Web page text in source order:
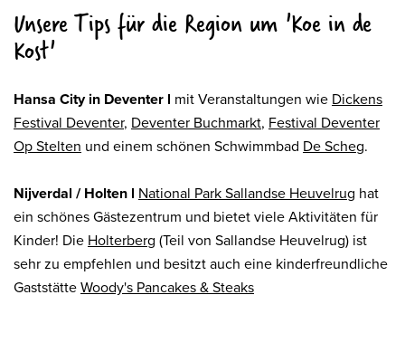
Unsere Tips für die Region um 'Koe in de
Kost'
Hansa City in Deventer l mit Veranstaltungen wie Dickens
Festival Deventer, Deventer Buchmarkt, Festival Deventer
Op Stelten und einem schönen Schwimmbad De Scheg.
Nijverdal / Holten l National Park Sallandse Heuvelrug hat
ein schönes Gästezentrum und bietet viele Aktivitäten für
Kinder! Die Holterberg (Teil von Sallandse Heuvelrug) ist
sehr zu empfehlen und besitzt auch eine kinderfreundliche
Gaststätte Woody's Pancakes & Steaks